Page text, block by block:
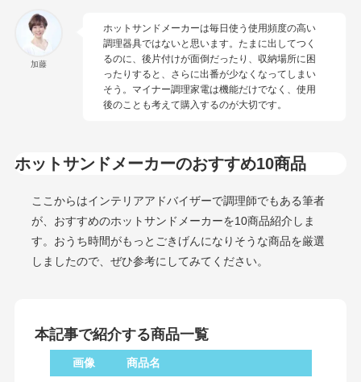
加藤
ホットサンドメーカーは毎日使う使用頻度の高い
調理器具ではないと思います。たまに出してつく
るのに、後片付けが面倒だったり、収納場所に困
ったりすると、さらに出番が少なくなってしまい
そう。マイナー調理家電は機能だけでなく、使用
後のことも考えて購入するのが大切です。
ホットサンドメーカーのおすすめ10商品
ここからはインテリアアドバイザーで調理師でもある筆者
が、おすすめのホットサンドメーカーを10商品紹介しま
す。おうち時間がもっとごきげんになりそうな商品を厳選
しましたので、ぜひ参考にしてみてください。
本記事で紹介する商品一覧
画像 商品名